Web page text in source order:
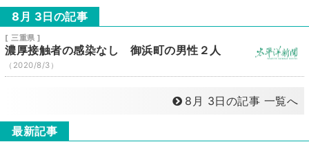
8月 3日の記事
[ 三重県 ]
濃厚接触者の感染なし 御浜町の男性２人
（2020/8/3）
8月 3日の記事 一覧へ
最新記事